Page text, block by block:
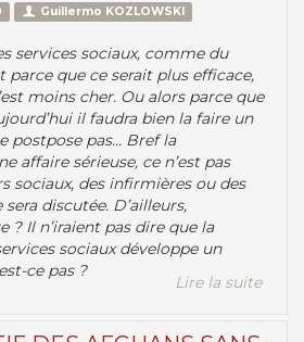
Guillermo KOZLOWSKI
services sociaux, comme du
parce que ce serait plus efficace,
moins cher. Ou alors parce que
il faudra bien la faire un
postpose pas... Bref la
affaire sérieuse, ce n’est pas
sociaux, des infirmières ou des
discutée. D’ailleurs,
? Il n’iraient pas dire que la
sociaux développe un
ce pas ?
Lire la suite